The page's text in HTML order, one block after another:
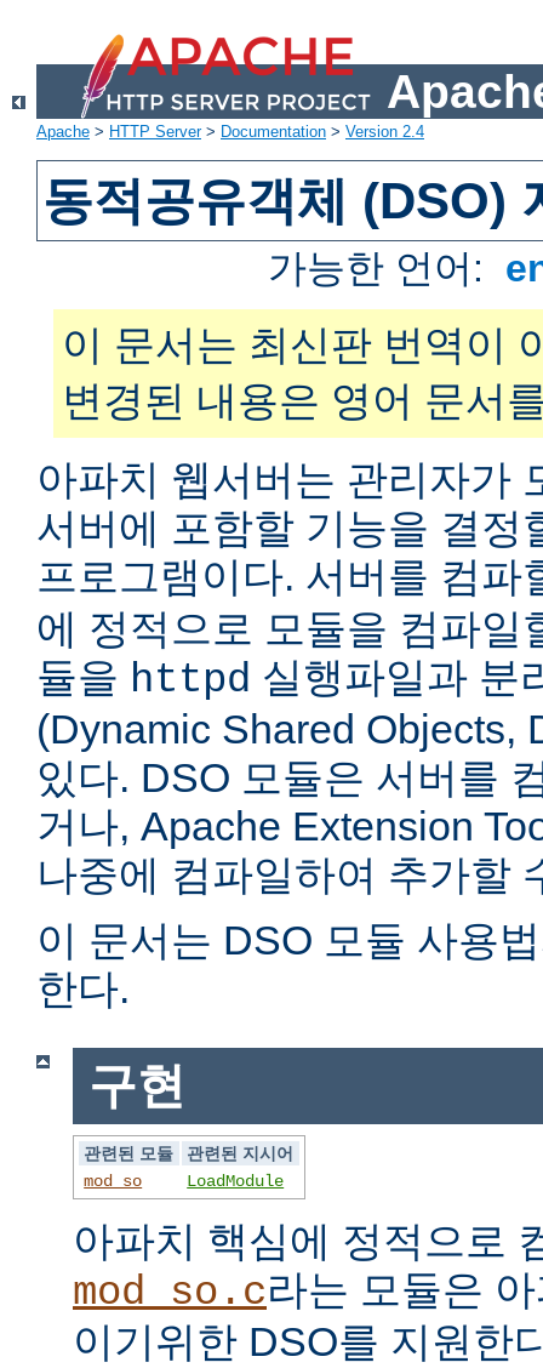
Apache > HTTP Server> Documentation > Version 2.4
동적공유객체 (DSO)
가능한 언어:
이 문서는 최신판 번역이
변경된 내용은 영어 문서
아파치 웹서버는 관리자가
서버에 포함할 기능을 결정
프로그램이다. 서버를 컴파
에 정적으로 모듈을 컴파일
듈을 httpd 실행파일과 분
(Dynamic Shared Objects,
있다. DSO 모듈은 서버를
거나, Apache Extension
나중에 컴파일하여 추가할
이 문서는 DSO 모듈 사용
한다.
구현
관련된 모듈
관련된 지시어
mod_so
LoadModule
아파치 핵심에 정적으로
mod_so.c라는 모듈은
이기위한 DSO를 지원한